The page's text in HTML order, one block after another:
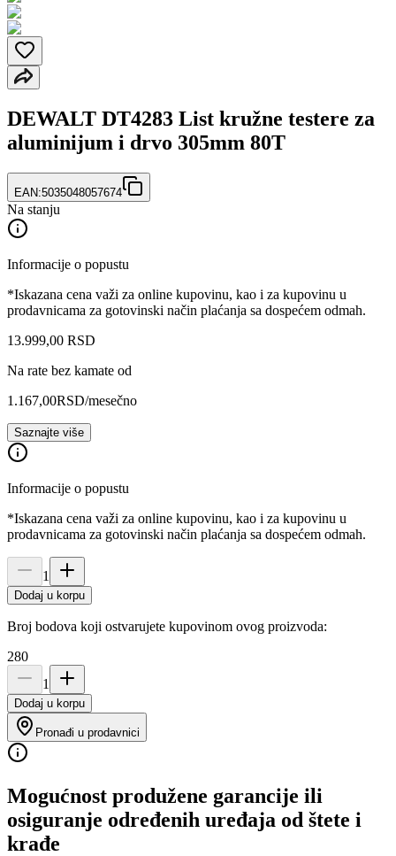
DEWALT DT4283 List kružne testere za
aluminijum i drvo 305mm 80T
EAN:5035048057674
Na stanju
Informacije o popustu
*Iskazana cena važi za online kupovinu, kao i za kupovinu u
prodavnicama za gotovinski način plaćanja sa dospećem odmah.
13.999,00 RSD
Na rate bez kamate od
1.167,00RSD/mesečno
Saznajte više
Informacije o popustu
*Iskazana cena važi za online kupovinu, kao i za kupovinu u
prodavnicama za gotovinski način plaćanja sa dospećem odmah.
1
Dodaj u korpu
Broj bodova koji ostvarujete kupovinom ovog proizvoda:
280
1
Dodaj u korpu
Pronađi u prodavnici
Mogućnost produžene garancije ili
osiguranje određenih uređaja od štete i
krađe